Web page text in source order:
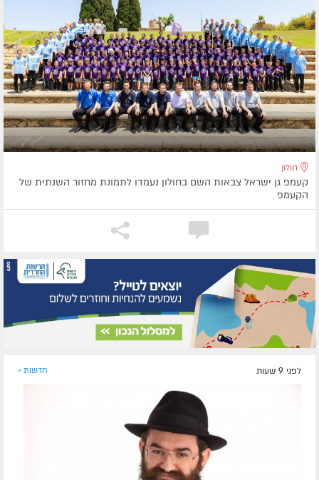
חולון
קעמפ גן ישראל צבאות השם בחולון נעמדו לתמונת מחזור השנתית של
הקעמפ
לפני 9 שעות חדשות »